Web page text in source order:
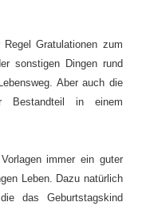
Gratulationen zum
sonstigen Dingen rund
Aber auch die
Bestandteil in einem
immer ein guter
Leben. Dazu natürlich
das Geburtstagskind